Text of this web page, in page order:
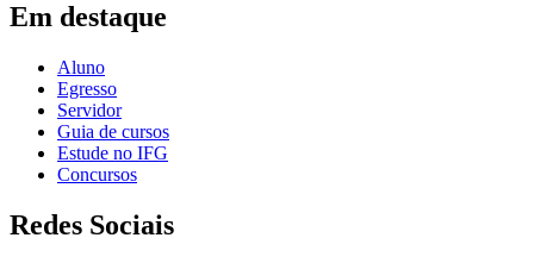
Em destaque
Aluno
Egresso
Servidor
Guia de cursos
Estude no IFG
Concursos
Redes Sociais